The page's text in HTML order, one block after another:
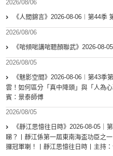
2026/08/06
《人間錦言》2026-08-06︱第44季
2026/08/06
《啱傾啱講啱聽顏聯武》2026-08-
2026/08/05
《魅影空間》2026-08-06︱第43季
雲！如何區分「真中降頭」與「人為
賓：景泰師傅
2026/08/05
《靜江思憶往日時》2026-08-05｜
睇？丨靜江係第一屆東南海盃功臣之
攞冠軍喇！丨靜江思憶往日時丨主持